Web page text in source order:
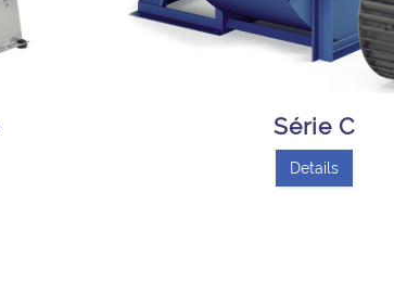
Série C
Details